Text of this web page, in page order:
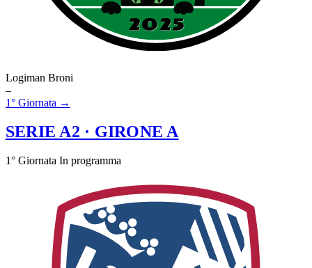
Logiman Broni
–
1° Giornata →
SERIE A2 · GIRONE A
1° Giornata In programma